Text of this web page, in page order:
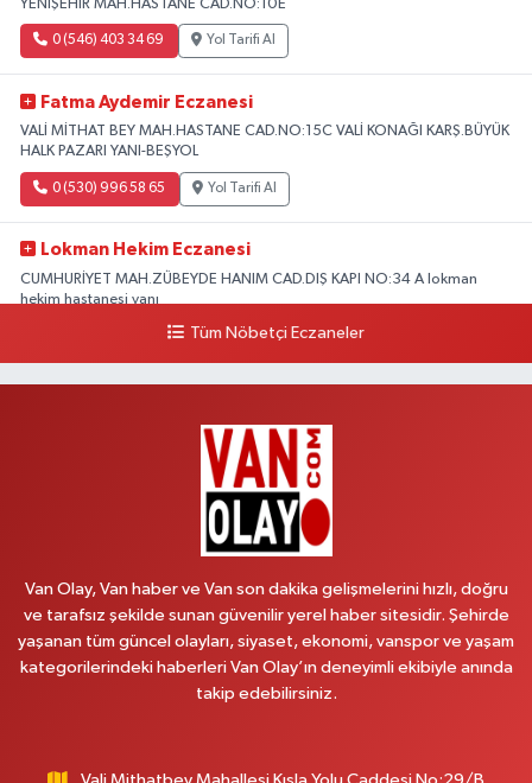
YENİŞEHİR MAH.HASTANE CAD.NO:10E
0 (546) 403 34 69 Yol Tarifi Al
Fatma Aydemir Eczanesi
VALİ MİTHAT BEY MAH.HASTANE CAD.NO:15C VALİ KONAĞI KARŞ.BÜYÜK
HALK PAZARI YANI-BEŞYOL
0 (530) 996 58 65 Yol Tarifi Al
Lokman Hekim Eczanesi
CUMHURİYET MAH.ZÜBEYDE HANIM CAD.DIŞ KAPI NO:34 A lokman
hekim hastanesi yanı
Yol Tarifi Al
Vanyolu Caddesi Yeni Diş Hastanesi Yanı NO:102F
Yol Tarifi Al
CUMHURİYET MAH.KONAK SK.NO:6
0 (530) 442 24 65 Yol Tarifi Al
Yiğit Eczanesi
HATUNİYE MAHALLESİ ASMİN SOKAK NO:3 A ÖZEL AKDAMAR
Tüm Nöbetçi Eczaneler
Van Olay, Van haber ve Van son dakika gelişmelerini hızlı, doğru
ve tarafsız şekilde sunan güvenilir yerel haber sitesidir. Şehirde
yaşanan tüm güncel olayları, siyaset, ekonomi, vanspor ve yaşam
kategorilerindeki haberleri Van Olay’ın deneyimli ekibiyle anında
takip edebilirsiniz.
Vali Mithatbey Mahallesi Kışla Yolu Caddesi No:29/B